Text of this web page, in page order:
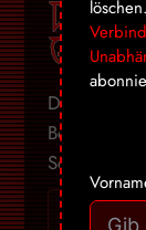
DBD:
Die Hörner
Boden
Scheide
Ich